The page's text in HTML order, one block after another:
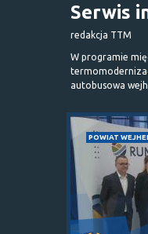
Serwis
redakcja TTM
W programie
autobusowa
POWIAT